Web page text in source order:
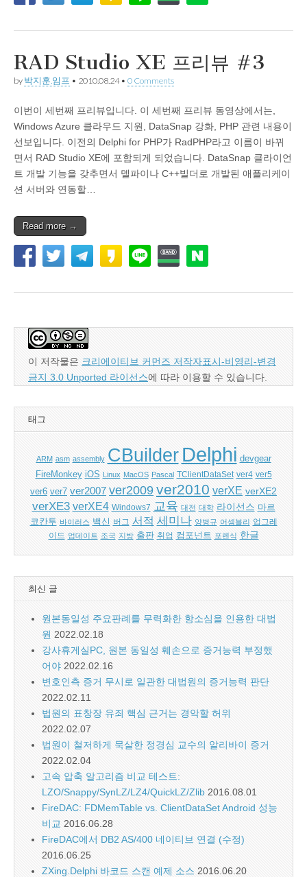
RAD Studio XE 프리뷰 #3
by 박지훈.임프 • 2010.08.24• 0 Comments
이번이 세번째 프리뷰입니다. 이 세번째 프리뷰 동영상에서는,
Windows Azure 클라우드 지원, DataSnap 강화, PHP 관련 내용이
선보입니다. 이전의 Delphi for PHP가 RadPHP라고 이름이 바뀌
면서 RAD Studio XE에 포함되게 되었습니다. DataSnap 클라이언
트 개발 기능을 갖추면서 델파이나 C++빌더로 개발된 애플리케이
션 서버와 연동할…
Read more →
이 저작물은 크리에이티브 커먼즈 저작자표시-비영리-변경
금지 3.0 Unported 라이선스에 따라 이용할 수 있습니다.
태그
ARM asm assembly CBuilder Delphi devgear
FireMonkey iOS Linux MacOS Pascal TClientDataSet ver4 ver5
ver6 ver7 ver2007 ver2009 ver2010 verXE verXE2
verXE3 verXE4 Windows7 교육 대전 대학 라이선스 마르
코칸투 바이러스 백신 버그 서적 세미나 양병규 어셈블리 업그레
이드 업데이트 조국 지방 출판 취업 컴포넌트 포렌식 한글
최신 글
원본동일성 주요판례를 무력화한 항소심을 인용한 대법
원 2022.02.18
강사휴게실PC, 원본 동일성 훼손으로 증거능력 부정했
어야 2022.02.16
변호인측 증거 무시로 일관한 대법원의 증거능력 판단
2022.02.11
법원의 표창장 유죄 핵심 근거는 경악할 허위
2022.02.07
법원이 철저하게 묵살한 정경심 교수의 알리바이 증거
2022.02.04
고속 압축 알고리즘 비교 테스트:
LZO/Snappy/SynLZ/LZ4/QuickLZ/Zlib 2016.08.01
FireDAC: FDMemTable vs. ClientDataSet Android 성능
비교 2016.06.28
FireDAC에서 DB2 AS/400 네이티브 연결 (수정)
2016.06.25
ZXing.Delphi 바코드 스캔 예제 소스 2016.06.20